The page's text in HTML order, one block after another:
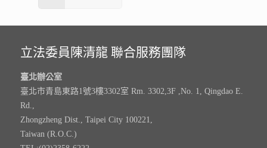
立法委員陳清龍 聯合服務團隊
臺北辦公室
臺北市青島東路1號3樓3302室 Rm. 3302,3F ,No. 1, Qingdao E.
Rd.,
Zhongzheng Dist., Taipei City 100221,
Taiwan (R.O.C.)